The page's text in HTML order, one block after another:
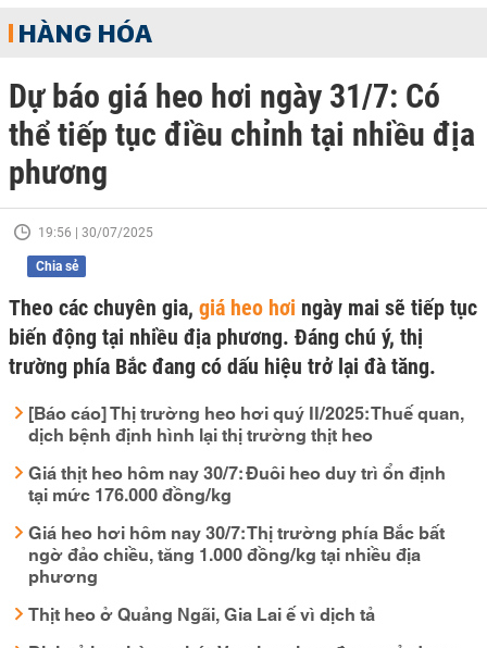
HÀNG HÓA
Dự báo giá heo hơi ngày 31/7: Có
thể tiếp tục điều chỉnh tại nhiều địa
phương
19:56 | 30/07/2025
Chia sẻ
Theo các chuyên gia, giá heo hơi ngày mai sẽ tiếp tục
biến động tại nhiều địa phương. Đáng chú ý, thị
trường phía Bắc đang có dấu hiệu trở lại đà tăng.
[Báo cáo] Thị trường heo hơi quý II/2025: Thuế quan,
dịch bệnh định hình lại thị trường thịt heo
Giá thịt heo hôm nay 30/7: Đuôi heo duy trì ổn định
tại mức 176.000 đồng/kg
Giá heo hơi hôm nay 30/7: Thị trường phía Bắc bất
ngờ đảo chiều, tăng 1.000 đồng/kg tại nhiều địa
phương
Thịt heo ở Quảng Ngãi, Gia Lai ế vì dịch tả